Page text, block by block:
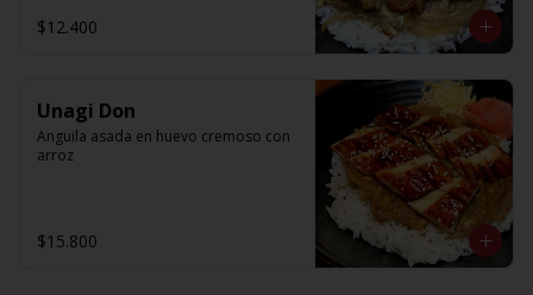
$12.400
Unagi Don
Anguila asada en huevo cremoso con
arroz
$15.800